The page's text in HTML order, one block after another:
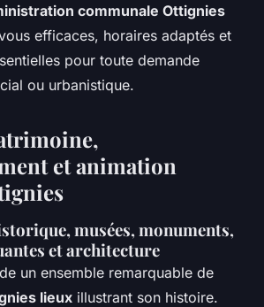
communale Ottignies
efficaces, horaires adaptés et
pour toute demande
ou urbanistique.
et animation
musées, monuments,
et architecture
un ensemble remarquable de
lieux illustrant son histoire.